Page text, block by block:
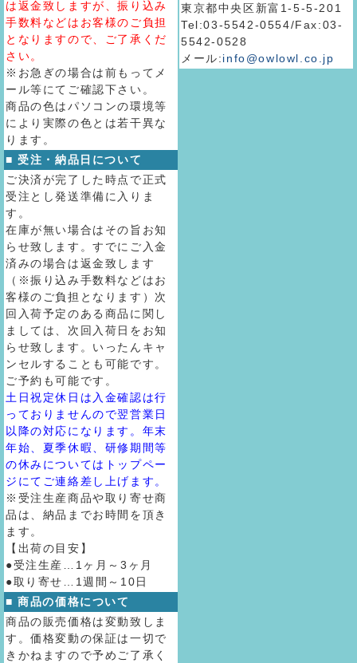
は返金致しますが、振り込み
手数料などはお客様のご負担
となりますので、ご了承くだ
さい。
※お急ぎの場合は前もってメ
ール等にてご確認下さい。
商品の色はパソコンの環境等
により実際の色とは若干異な
ります。
■ 受注・納品日について
ご決済が完了した時点で正式
受注とし発送準備に入りま
す。
在庫が無い場合はその旨お知
らせ致します。すでにご入金
済みの場合は返金致します
（※振り込み手数料などはお
客様のご負担となります）次
回入荷予定のある商品に関し
ましては、次回入荷日をお知
らせ致します。いったんキャ
ンセルすることも可能です。
ご予約も可能です。
土日祝定休日は入金確認は行
っておりませんので翌営業日
以降の対応になります。年末
年始、夏季休暇、研修期間等
の休みについてはトップペー
ジにてご連絡差し上げます。
※受注生産商品や取り寄せ商
品は、納品までお時間を頂き
ます。
【出荷の目安】
●受注生産…1ヶ月～3ヶ月
●取り寄せ…1週間～10日
■ 商品の価格について
商品の販売価格は変動致しま
す。価格変動の保証は一切で
きかねますので予めご了承く
東京都中央区新富1-5-5-201
Tel:03-5542-0554/Fax:03-
5542-0528
メール:info@owlowl.co.jp